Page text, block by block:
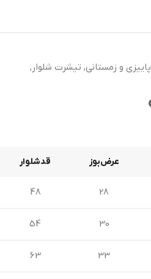
پاییزی و زمستانی, تیشرت شلوار ,
عرض‌بوز قدشلوار
28
48
30
54
33
63